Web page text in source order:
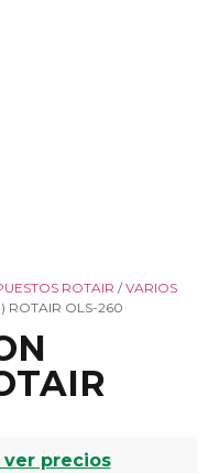
ROTAIR /VARIOS
ROTAIR OLS-260
ver precios